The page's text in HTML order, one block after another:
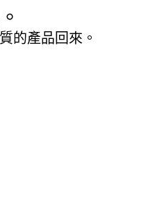
的產品回來。